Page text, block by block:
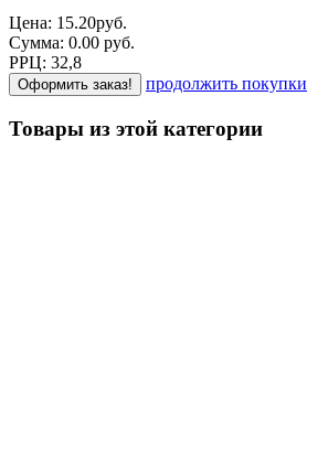
Цена: 15.20руб.
Сумма: 0.00 руб.
РРЦ: 32,8
Оформить заказ! продолжить покупки
Товары из этой категории